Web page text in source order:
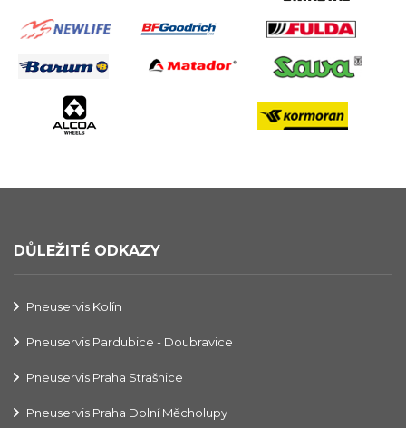
DŮLEŽITÉ ODKAZY
Pneuservis Kolín
Pneuservis Pardubice - Doubravice
Pneuservis Praha Strašnice
Pneuservis Praha Dolní Měcholupy